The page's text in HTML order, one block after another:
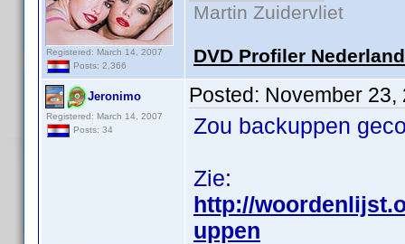
Registered: March 14, 2007
Posts: 2,366
Martin Zuidervliet
DVD Profiler
Jeronimo
Registered: March 14, 2007
Posts: 34
Posted: November 23,
Zou backuppen
Zie:
http://
uppen